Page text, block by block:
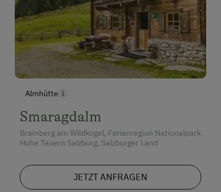
Almhütte
Smaragdalm
Bramberg am Wildkogel, Ferienregion Nationalpark
Hohe Tauern Salzburg, Salzburger Land
JETZT ANFRAGEN